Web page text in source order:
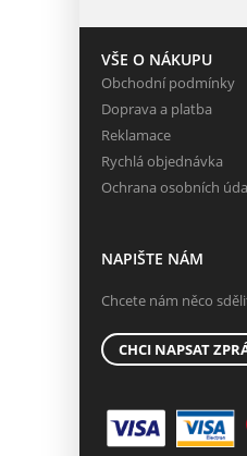
VŠE O NÁKUPU
Obchodní podmínky
Doprava a platba
Reklamace
Rychlá objednávka
Ochrana osobních
NAPIŠTE NÁM
Chcete nám něco
CHCI NAPSAT